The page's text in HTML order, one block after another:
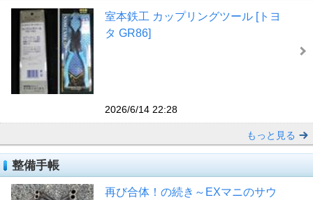
室本鉄工 カップリングツール [トヨ
タ GR86]
2026/6/14 22:28
もっと見る
整備手帳
再び合体！の続き～EXマニのサウ